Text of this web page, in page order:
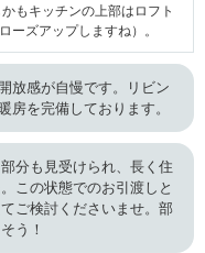
もキッチンの上部はロフト
ーズアップしますね）。
放感が自慢です。リビン
房を完備しております。
分も見受けられ、長く住
この状態でのお引渡しと
ご検討くださいませ。部
う！